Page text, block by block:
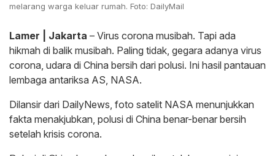
melarang warga keluar rumah. Foto: DailyMail
Lamer | Jakarta – Virus corona musibah. Tapi ada
hikmah di balik musibah. Paling tidak, gegara adanya virus
corona, udara di China bersih dari polusi. Ini hasil pantauan
lembaga antariksa AS, NASA.
Dilansir dari DailyNews, foto satelit NASA menunjukkan
fakta menakjubkan, polusi di China benar-benar bersih
setelah krisis corona.